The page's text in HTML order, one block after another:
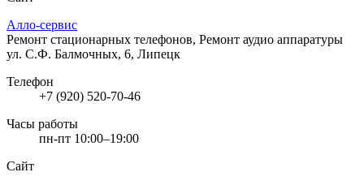
Алло-сервис
Ремонт стационарных телефонов, Ремонт аудио аппаратуры
ул. С.Ф. Балмочных, 6, Липецк
Телефон
+7 (920) 520-70-46
Часы работы
пн-пт 10:00–19:00
Сайт